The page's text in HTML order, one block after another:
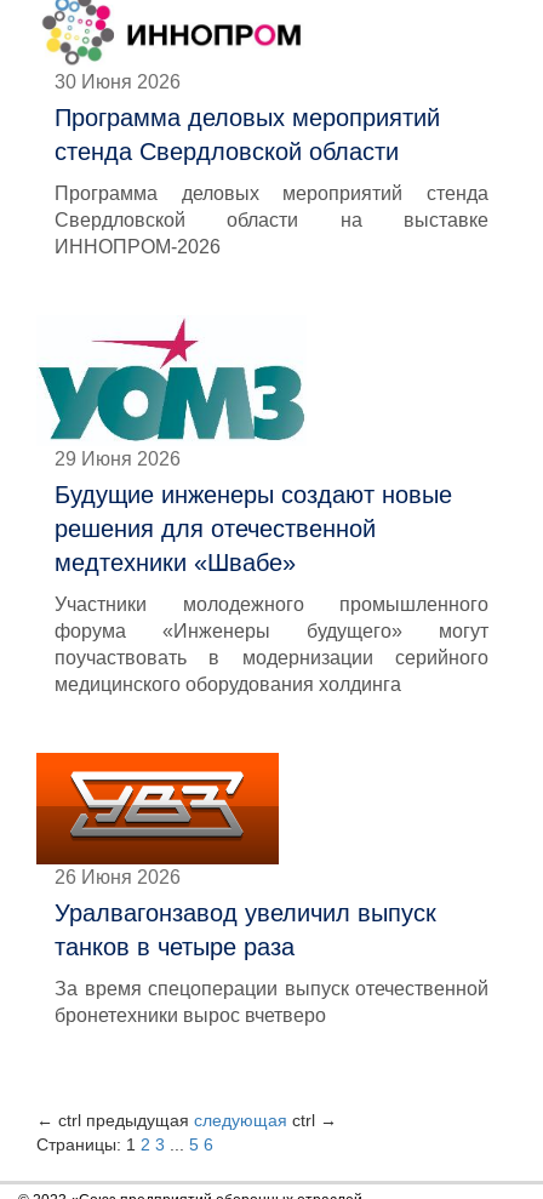
30 Июня 2026
Программа деловых мероприятий
стенда Свердловской области
Программа деловых мероприятий стенда
Свердловской области на выставке
ИННОПРОМ-2026
29 Июня 2026
Будущие инженеры создают новые
решения для отечественной
медтехники «Швабе»
Участники молодежного промышленного
форума «Инженеры будущего» могут
поучаствовать в модернизации серийного
медицинского оборудования холдинга
26 Июня 2026
Уралвагонзавод увеличил выпуск
танков в четыре раза
За время спецоперации выпуск отечественной
бронетехники вырос вчетверо
← ctrl предыдущая следующая ctrl →
Страницы: 1 2 3 ... 5 6